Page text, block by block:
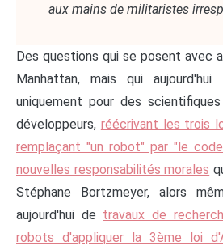
aux mains de militaristes
Des questions qui se posent avec
Manhattan, mais qui
uniquement pour des
développeurs, réécrivant les trois
remplaçant "un robot" par "le
nouvelles responsabilités morales
Stéphane Bortzmeyer, alors
aujourd'hui de travaux de
robots d'appliquer la 3ème loi